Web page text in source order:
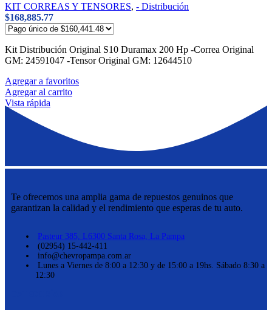
KIT CORREAS Y TENSORES, - Distribución
$168,885.77
Kit Distribución Original S10 Duramax 200 Hp -Correa Original
GM: 24591047 -Tensor Original GM: 12644510
Agregar a favoritos
Agregar al carrito
Vista rápida
Te ofrecemos una amplia gama de repuestos genuinos que
garantizan la calidad y el rendimiento que esperas de tu auto.
Pasteur 385, L6300 Santa Rosa, La Pampa
(02954) 15-442-411
info@chevropampa.com.ar
Lunes a Viernes de 8:00 a 12:30 y de 15:00 a 19hs. Sábado 8:30 a
12:30